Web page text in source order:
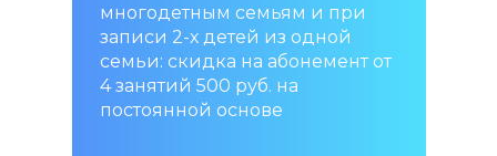
многодетным семьям и при
записи 2-х детей из одной
семьи: скидка на абонемент от
4 занятий 500 руб. на
постоянной основе
многодетным семьям и при
записи 2-х детей из одной
семьи: скидка на абонемент от
4 занятий 500 руб. на
постоянной основе
многодетным семьям и при
записи 2-х детей из одной
семьи: скидка на абонемент от
4 занятий 500 руб. на
постоянной основе